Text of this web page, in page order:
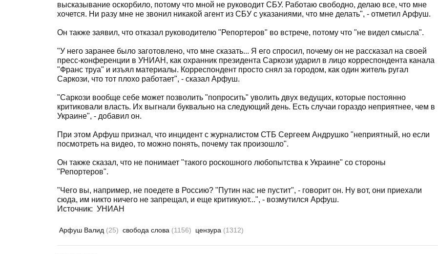
высказывание оскорбило, потому что мной не руководит СБУ. Работаю свободно, делаю все, что мне
хочется. Ни разу мне не звонил никакой агент из СБУ с указаниями, что мне делать", - отметил Арфуш.
Он также заявил, что отказал руководителю "Репортеров" во встрече, потому что "не видел смысла".
"У него заранее было заготовлено, что мне сказать... Я его спросил, почему он не рассказал на своей
пресс-конференции в УНИАН, как охранник президента Саркози ударил в лицо корреспондента канала
"Франс труа" и изъял материалы. Корреспондент просто снял за городом, как один житель ругал
Саркози, что тот плохо работает", - сказал Арфуш.
"Саркози вообще себе может позволить "попросить" уволить двух ведущих, которые постоянно
критиковали власть. Их выгнали буквально на следующий день. Есть случаи гораздо неприятнее, чем в
Украине", - добавил он.
При этом Арфуш признал, что инцидент с журналистом СТБ Сергеем Андрушко "неприятный, но если
посмотреть на видео, то можно понять, почему так произошло".
Он также сказал, что не понимает "такого роскошного любопытства к Украине" со стороны
"Репортеров".
"Чего вы, например, не поедете в Россию? "Путин нас не пустит", - говорит он. Ну вот, они приехали
сюда, им никто ничего не запрещал, и еще критикуют...", - возмутился Арфуш.
Источник: УНИАН
Арфуш Валид (25) свобода слова (1156) цензура (1312)